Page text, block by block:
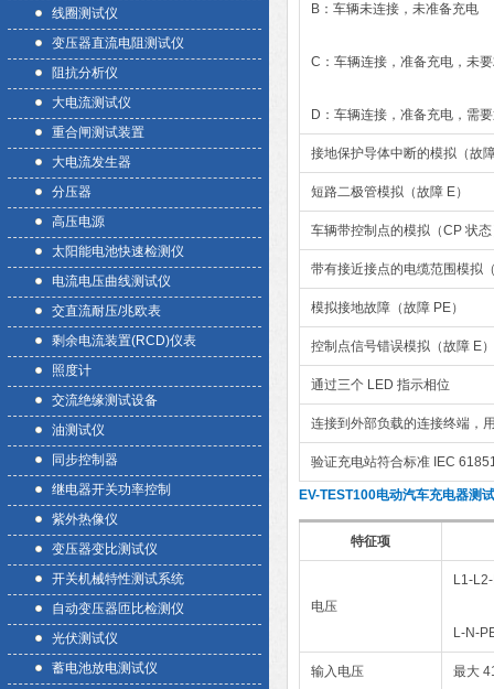
线圈测试仪
变压器直流电阻测试仪
阻抗分析仪
大电流测试仪
重合闸测试装置
大电流发生器
分压器
高压电源
太阳能电池快速检测仪
电流电压曲线测试仪
交直流耐压/兆欧表
剩余电流装置(RCD)仪表
照度计
交流绝缘测试设备
油测试仪
同步控制器
继电器开关功率控制
紫外热像仪
变压器变比测试仪
开关机械特性测试系统
自动变压器匝比检测仪
光伏测试仪
蓄电池放电测试仪
B：车辆未连接，未准备充电
C：车辆连接，准备充电，未
D：车辆连接，准备充电，需
接地保护导体中断的模拟（故
短路二极管模拟（故障 E）
车辆带控制点的模拟（CP 状
带有接近接点的电缆范围模拟
模拟接地故障（故障 PE）
控制点信号错误模拟（故障 E）
通过三个 LED 指示相位
连接到外部负载的连接终端，
验证充电站符合标准 IEC
EV-TEST100电动汽车充电器测
特征项
电压
L1-
L-N-
输入电压 最大